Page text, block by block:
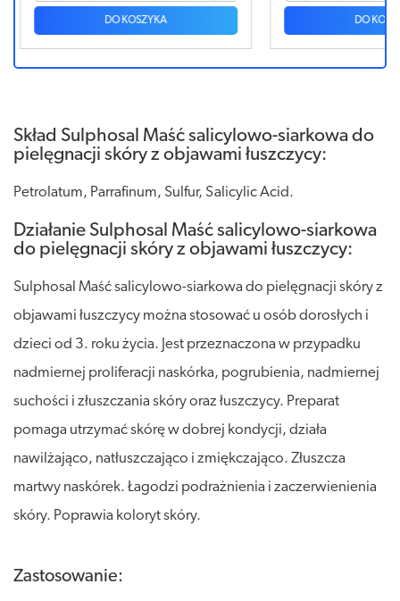
DO KOSZYKA
Skład Sulphosal Maść salicylowo-siarkowa do
pielęgnacji skóry z objawami łuszczycy:
Petrolatum, Parrafinum, Sulfur, Salicylic Acid.
Działanie Sulphosal Maść salicylowo-siarkowa
do pielęgnacji skóry z objawami łuszczycy:
Sulphosal Maść salicylowo-siarkowa do pielęgnacji skóry z
objawami łuszczycy można stosować u osób dorosłych i
dzieci od 3. roku życia. Jest przeznaczona w przypadku
nadmiernej proliferacji naskórka, pogrubienia, nadmiernej
suchości i złuszczania skóry oraz łuszczycy. Preparat
pomaga utrzymać skórę w dobrej kondycji, działa
nawilżająco, natłuszczająco i zmiękczająco. Złuszcza
martwy naskórek. Łagodzi podrażnienia i zaczerwienienia
skóry. Poprawia koloryt skóry.
Zastosowanie: